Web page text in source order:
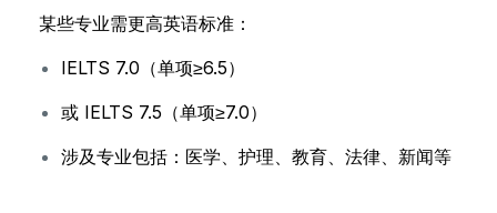
某些专业需更高英语标准：
IELTS 7.0（单项≥6.5）
或 IELTS 7.5（单项≥7.0）
涉及专业包括：医学、护理、教育、法律、新闻等